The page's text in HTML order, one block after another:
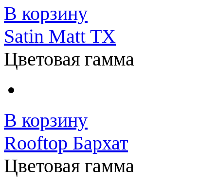
В корзину
Satin Matt TX
Цветовая гамма
В корзину
Rooftop Бархат
Цветовая гамма